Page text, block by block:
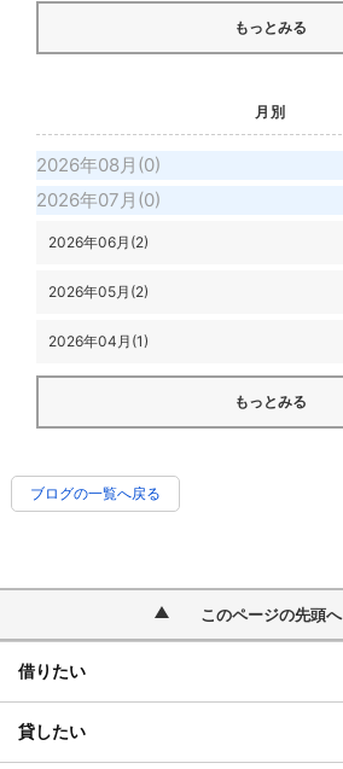
もっとみる
月別
2026年08月(0)
2026年07月(0)
2026年06月(2)
2026年05月(2)
2026年04月(1)
もっとみる
ブログの一覧へ戻る
このページの先頭へ
借りたい
貸したい